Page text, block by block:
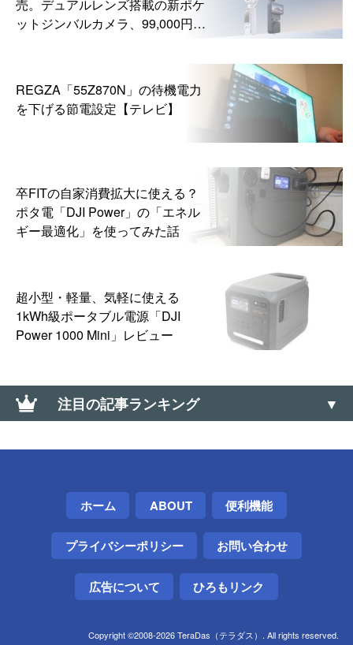
ットジンバルカメラ、99,000円か
REGZA「55Z870N」の待機電力
を下げる節電設定【テレビ】
卒FITの自家消費拡大に使える？
ポタ電「DJI Power」の「エネル
ギー最適化」を使ってみた話
超小型・軽量、気軽に使える
1kWh級ポータブル電源「DJI
Power 1000 Mini」レビュー
注目の記事ランキング
ワンタイムパスワードカードが電池切れ→電池を外
して廃棄した話【三菱UFJ銀行】
【Windows】標準機能だけで容量の大きいフォルダ
大なり小なり（＜、＞）の上向き・下向きの記号の
ホーム ABOUT 便利機能
プライバシーポリシー お問い合わせ
広告について ひろもリンク
Copyright ©2008-2026 TeraDas（テラダス）. All rights reserved.